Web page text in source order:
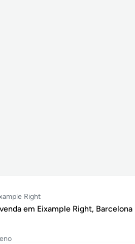
Right
em Eixample Right, Barcelona